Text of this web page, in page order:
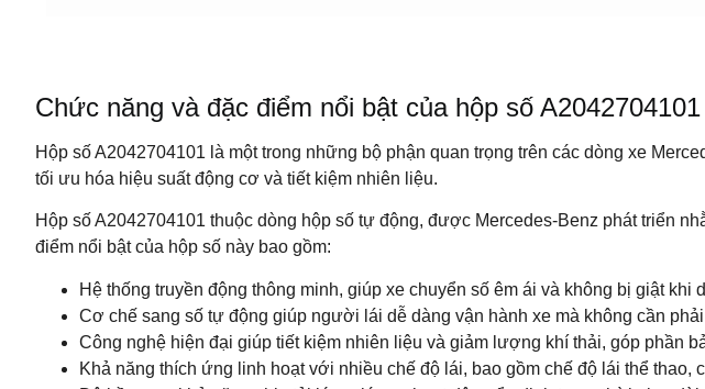
Chức năng và đặc điểm nổi bật của hộp số A2042704101
Hộp số A2042704101 là một trong những bộ phận quan trọng trên các dòng xe
tối ưu hóa hiệu suất động cơ và tiết kiệm nhiên liệu.
Hộp số A2042704101 thuộc dòng hộp số tự động, được Mercedes-Benz phát triển
điểm nổi bật của hộp số này bao gồm:
Hệ thống truyền động thông minh, giúp xe chuyển số êm ái và không bị giật khi
Cơ chế sang số tự động giúp người lái dễ dàng vận hành xe mà không cần
Công nghệ hiện đại giúp tiết kiệm nhiên liệu và giảm lượng khí thải, góp phần
Khả năng thích ứng linh hoạt với nhiều chế độ lái, bao gồm chế độ lái thể thao,